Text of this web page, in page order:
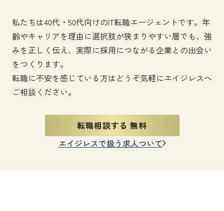
私たちは40代・50代向けのIT転職エージェントです。年
齢やキャリアを理由に選択肢が狭まりやすい層でも、強
みを正しく伝え、実際に採用につながる企業との出会い
をつくります。
転職に不安を感じている方はどうぞ気軽にエイジレスへ
ご相談ください。
転職相談する 無料
エイジレスで扱う求人ついて